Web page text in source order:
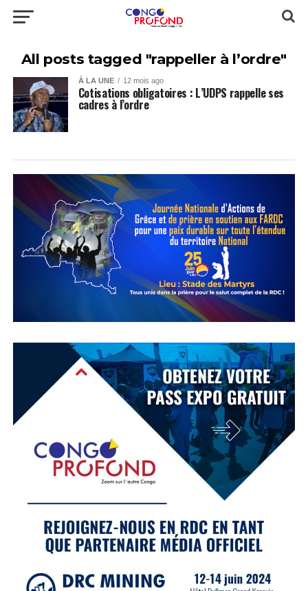
All posts tagged "rappeller à l’ordre"
À LA UNE 12 mois ago
Cotisations obligatoires : L’UDPS rappelle ses
cadres à l’ordre